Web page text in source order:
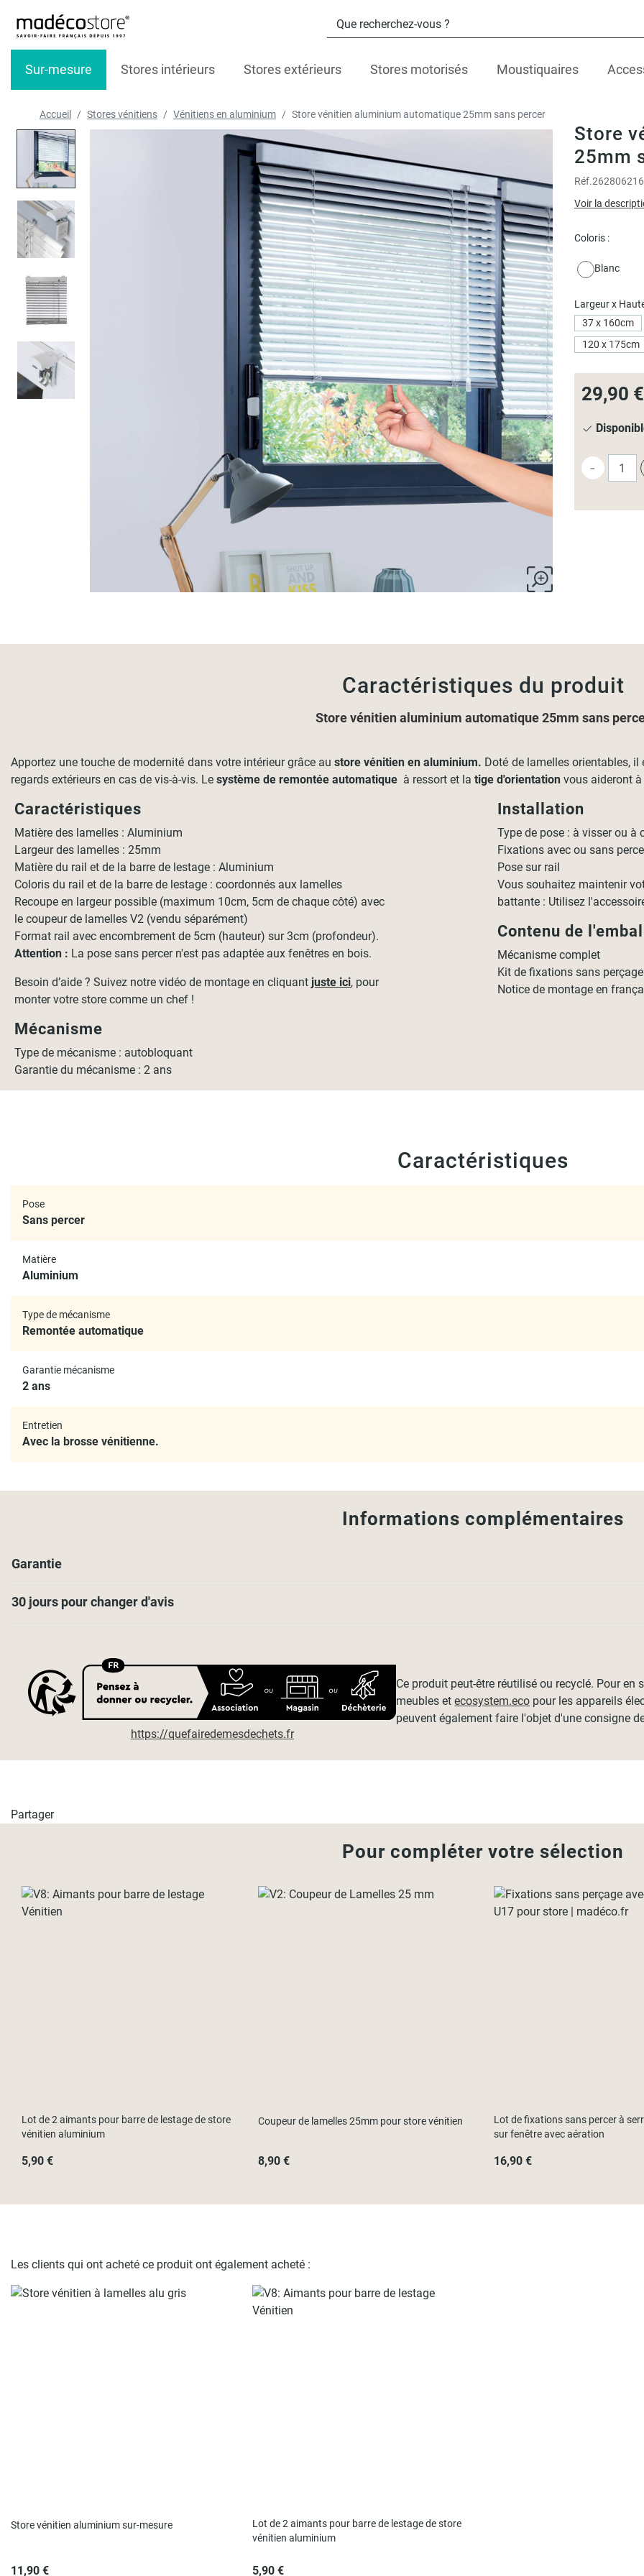
Sur-mesure Stores intérieurs Stores extérieurs Stores motorisés Moustiquaires
Accueil Stores vénitiens Vénitiens en aluminium Store vénitien aluminium automatique 25mm sans percer
Store
25mm
Réf.
Voir la
Coloris :
Blanc
Largeur x
37 x 160cm
120 x 175cm
29,90 €
-
Caractéristiques du produit
Store vénitien aluminium automatique 25mm sans
Apportez une touche de modernité dans votre intérieur grâce au store vénitien en aluminium. Doté de lamelles orientables,
regards extérieurs en cas de vis-à-vis. Le système de remontée automatique à ressort et la tige d'orientation vous aideront
Caractéristiques
Matière des lamelles : Aluminium
Largeur des lamelles : 25mm
Matière du rail et de la barre de lestage : Aluminium
Coloris du rail et de la barre de lestage : coordonnés aux lamelles
Recoupe en largeur possible (maximum 10cm, 5cm de chaque côté) avec
le coupeur de lamelles V2 (vendu séparément)
Format rail avec encombrement de 5cm (hauteur) sur 3cm (profondeur).
Attention : La pose sans percer n'est pas adaptée aux fenêtres en bois.
Besoin d’aide ? Suivez notre vidéo de montage en cliquant juste ici, pour
monter votre store comme un chef !
Mécanisme
Type de mécanisme : autobloquant
Garantie du mécanisme : 2 ans
Installation
Type de pose : à visser ou
Fixations avec ou sans
Pose sur rail
Vous souhaitez maintenir
battante : Utilisez
Contenu de
Mécanisme complet
Kit de fixations sans perçage
Notice de montage en
Caractéristiques
Pose
Sans percer
Matière
Aluminium
Type de mécanisme
Remontée automatique
Garantie mécanisme
2 ans
Entretien
Avec la brosse vénitienne.
Informations complémentaires
Garantie
30 jours pour changer d'avis
https://quefairedemesdechets.fr
Ce produit peut-être réutilisé ou recyclé. Pour en
meubles etecosystem.eco pour les appareils
peuvent également faire l'objet d'une consigne
Partager
Pour compléter votre sélection
Lot de 2 aimants pour barre de lestage de store
vénitien aluminium
5,90 €
Coupeur de lamelles 25mm pour store vénitien
8,90 €
Lot de fixations sans percer à
sur fenêtre avec aération
16,90 €
Les clients qui ont acheté ce produit ont également acheté :
Store vénitien aluminium sur-mesure
11,90 €
Lot de 2 aimants pour barre de lestage de store
vénitien aluminium
5,90 €